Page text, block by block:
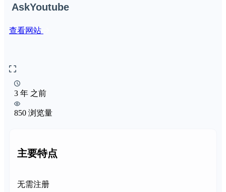
AskYoutube
查看网站
3 年 之前
850 浏览量
主要特点
无需注册